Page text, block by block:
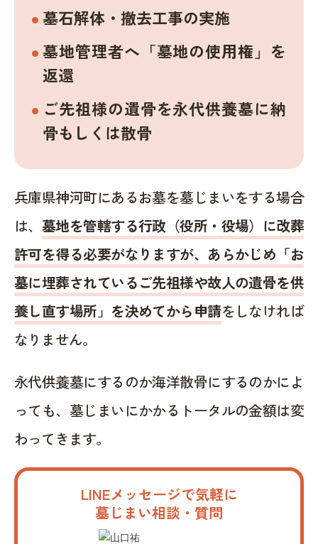
墓石解体・撤去工事の実施
墓地管理者へ「墓地の使用権」を
返還
ご先祖様の遺骨を永代供養墓に納
骨もしくは散骨
兵庫県神河町にあるお墓を墓じまいをする場合
は、 墓地を管轄する行政（役所・役場）に改葬
許可を得る必要がなりますが、あらかじめ「お
墓に埋葬されているご先祖様や故人の遺骨を供
養し直す場所」を決めてから申請をしなければ
なりません。
永代供養墓にするのか海洋散骨にするのかによ
っても、墓じまいにかかるトータルの金額は変
わってきます。
LINEメッセージで気軽に
墓じまい相談・質問